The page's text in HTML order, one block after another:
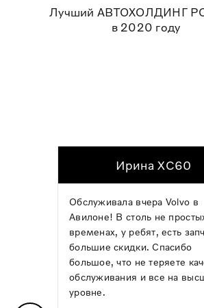
Лучший АВТОХОЛДИНГ
в 2020 году
Ирина XC60
Обслуживала вчера Volvo в
Авилоне! В столь не
временах, у ребят, есть
большие скидки. Спасибо
большое, что не теряете
обслуживания и все на
уровне.